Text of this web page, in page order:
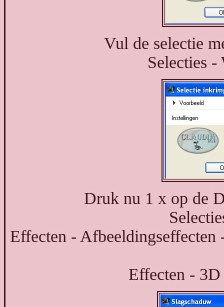
Vul de selectie
Selecties
Druk nu 1 x op de
Effecten - Afbeeldingseffecten
Effecten -